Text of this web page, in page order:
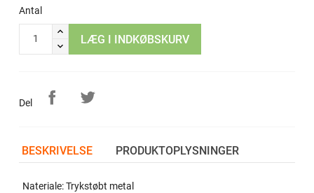
Antal
LÆG I INDKØBSKURV
Del
BESKRIVELSE PRODUKTOPLYSNINGER
Nateriale: Trykstøbt metal